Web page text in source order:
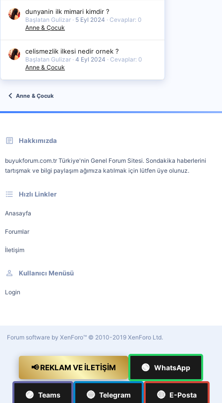
dunyanin ilk mimari kimdir ?
Başlatan Gulizar 5 Eyl 2024
Cevaplar: 0
Anne & Çocuk
celismezlik ilkesi nedir ornek ?
Başlatan Gulizar 4 Eyl 2024
Cevaplar: 0
Anne & Çocuk
Anne & Çocuk
Hakkımızda
buyukforum.com.tr Türkiye'nin Genel Forum Sitesi. Sondakika haberlerini
tartışmak ve bilgi paylaşım ağımıza katılmak için lütfen üye olunuz.
Hızlı Linkler
Anasayfa
Forumlar
İletişim
Kullanıcı Menüsü
Login
Forum software by XenForo™ © 2010-2019 XenForo Ltd.
📢 REKLAM VE İLETIŞIM 🟢 WhatsApp
🟣 Teams 🔵 Telegram 🔴 E-Posta